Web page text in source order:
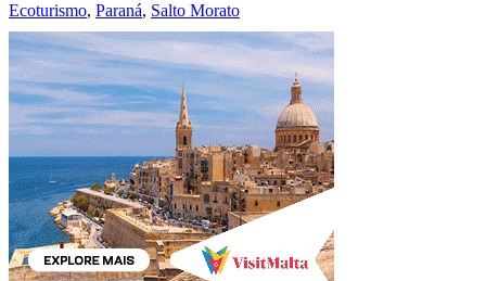
Ecoturismo, Paraná, Salto Morato